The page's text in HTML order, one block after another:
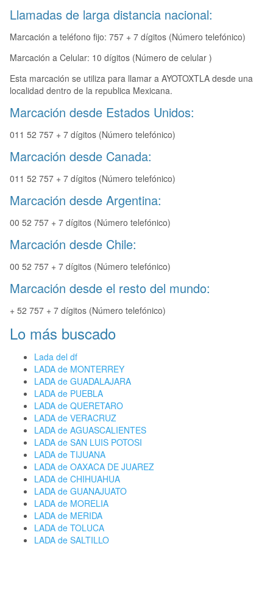
Llamadas de larga distancia nacional:
Marcación a teléfono fijo: 757 + 7 dígitos (Número telefónico)
Marcación a Celular: 10 dígitos (Número de celular )
Esta marcación se utiliza para llamar a AYOTOXTLA desde una
localidad dentro de la republica Mexicana.
Marcación desde Estados Unidos:
011 52 757 + 7 dígitos (Número telefónico)
Marcación desde Canada:
011 52 757 + 7 dígitos (Número telefónico)
Marcación desde Argentina:
00 52 757 + 7 dígitos (Número telefónico)
Marcación desde Chile:
00 52 757 + 7 dígitos (Número telefónico)
Marcación desde el resto del mundo:
+ 52 757 + 7 dígitos (Número telefónico)
Lo más buscado
Lada del df
LADA de MONTERREY
LADA de GUADALAJARA
LADA de PUEBLA
LADA de QUERETARO
LADA de VERACRUZ
LADA de AGUASCALIENTES
LADA de SAN LUIS POTOSI
LADA de TIJUANA
LADA de OAXACA DE JUAREZ
LADA de CHIHUAHUA
LADA de GUANAJUATO
LADA de MORELIA
LADA de MERIDA
LADA de TOLUCA
LADA de SALTILLO